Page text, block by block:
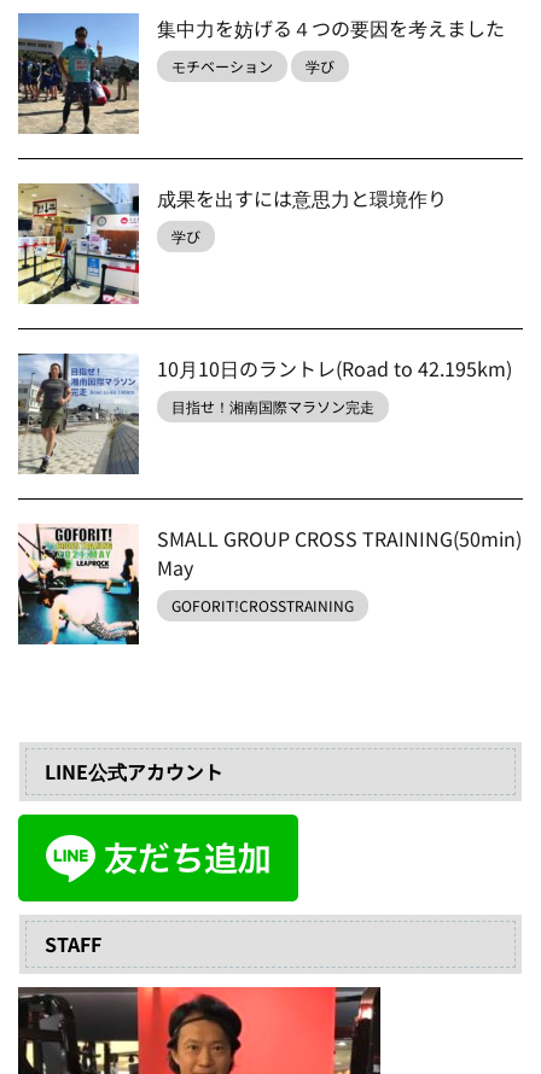
集中力を妨げる４つの要因を考えました
モチベーション 学び
成果を出すには意思力と環境作り
学び
10月10日のラントレ(Road to 42.195km)
目指せ！湘南国際マラソン完走
SMALL GROUP CROSS TRAINING(50min)
May
GOFORIT!CROSSTRAINING
LINE公式アカウント
STAFF